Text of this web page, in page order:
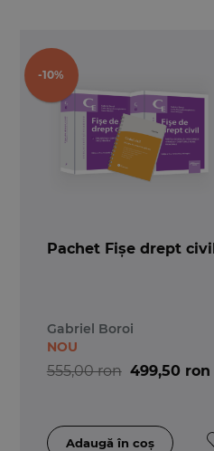
-10%
Pachet Fișe drept
Gabriel Boroi
555,00 ron 499,50 ron
NOU